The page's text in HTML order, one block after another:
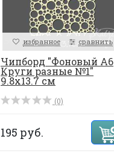
избранное сравнить
Чипборд "Фоновый А6
Круги разные №1"
9.8х13.7 см
(0)
195 руб.